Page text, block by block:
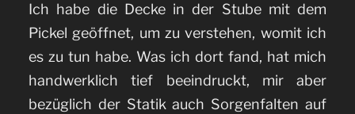
Ich habe die Decke in der Stube mit dem
Pickel geöffnet, um zu verstehen, womit ich
es zu tun habe. Was ich dort fand, hat mich
handwerklich tief beeindruckt, mir aber
bezüglich der Statik auch Sorgenfalten auf